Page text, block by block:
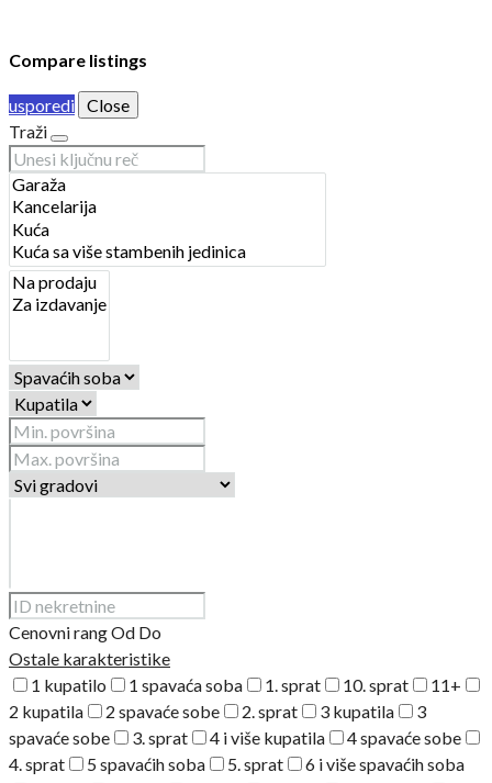
Compare listings
usporedi Close
Traži
Cenovni rangOd Do
Ostale karakteristike
1 kupatilo
1 spavaća soba 1. sprat 10. sprat
11+
2 kupatila
2 spavaće sobe 2. sprat 3 kupatila
3
spavaće sobe
3. sprat 4 i više kupatila
4 spavaće sobe
4. sprat
5 spavaćih soba 5. sprat
6 i više spavaćih soba